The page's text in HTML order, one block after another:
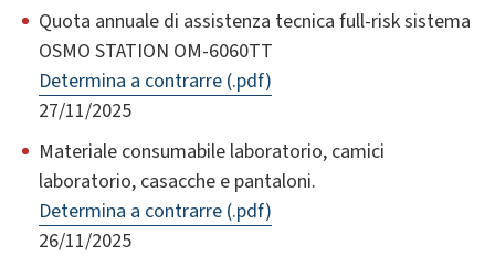
Quota annuale di assistenza tecnica full-risk sistema
OSMO STATION OM-6060TT
Determina a contrarre (.pdf)
27/11/2025
Materiale consumabile laboratorio, camici
laboratorio, casacche e pantaloni.
Determina a contrarre (.pdf)
26/11/2025